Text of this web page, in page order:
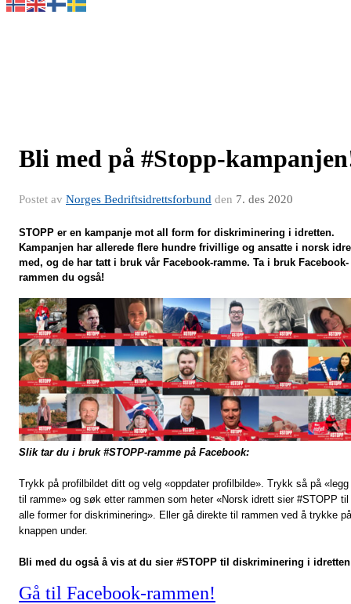
Bli med på #Stopp-
Postet av Norges Bedriftsidrettsforbund den 7. des 2020
STOPP er en kampanje mot all form for diskriminering i idretten.
Kampanjen har allerede flere hundre frivillige og ansatte i norsk
med, og de har tatt i bruk vår Facebook-ramme. Ta i bruk Facebook-
rammen du også!
Slik tar du i bruk #STOPP-ramme på Facebook:
Trykk på profilbildet ditt og velg «oppdater profilbilde». Trykk så på «legg
til ramme» og søk etter rammen som heter «Norsk idrett sier #STOPP til
alle former for diskriminering». Eller gå direkte til rammen ved å trykke på
knappen under.
Bli med du også å vis at du sier #STOPP til diskriminering i
Gå til Facebook-rammen!